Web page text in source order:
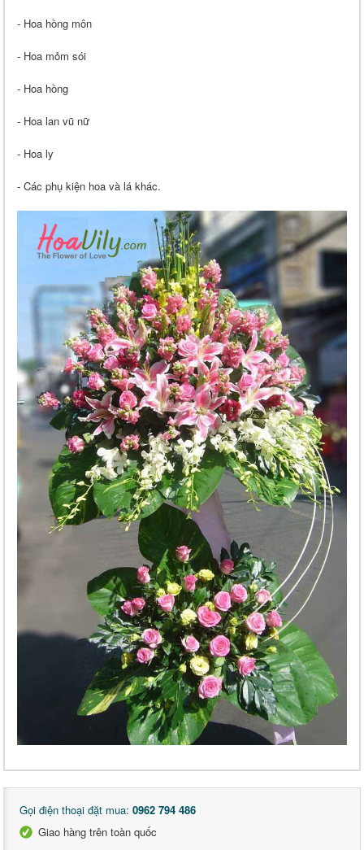
- Hoa hồng môn
- Hoa mỏm sói
- Hoa hồng
- Hoa lan vũ nữ
- Hoa ly
- Các phụ kiện hoa và lá khác.
Gọi điện thoại đặt mua: 0962 794 486
Giao hàng trên toàn quốc